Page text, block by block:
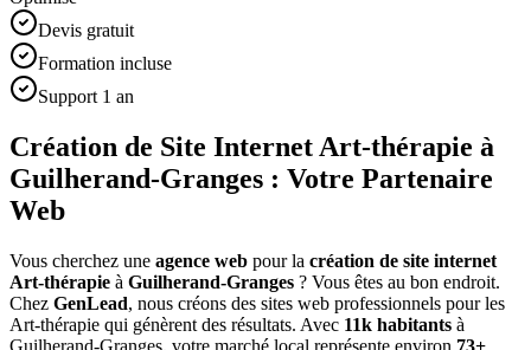
Devis gratuit
Formation incluse
Support 1 an
Création de Site Internet Art-thérapie à
Guilherand-Granges : Votre Partenaire
Web
Vous cherchez une agence web pour la création de site internet
Art-thérapie à Guilherand-Granges ? Vous êtes au bon endroit.
Chez GenLead, nous créons des sites web professionnels pour les
Art-thérapie qui génèrent des résultats. Avec 11k habitants à
Guilherand-Granges, votre marché local représente environ 73+